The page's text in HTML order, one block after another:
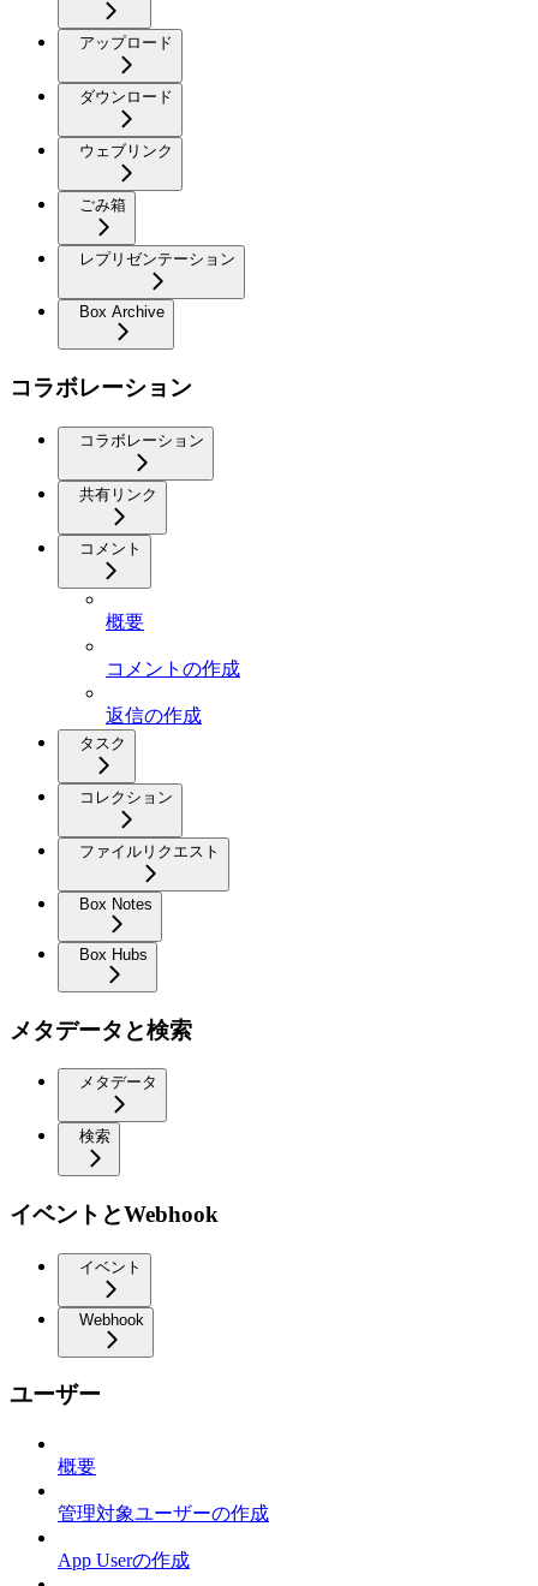
アップロード
ダウンロード
ウェブリンク
ごみ箱
レプリゼンテーション
Box Archive
コラボレーション
コラボレーション
共有リンク
コメント
概要
コメントの作成
返信の作成
タスク
コレクション
ファイルリクエスト
Box Notes
Box Hubs
メタデータと検索
メタデータ
検索
イベントとWebhook
イベント
Webhook
ユーザー
概要
管理対象ユーザーの作成
App Userの作成